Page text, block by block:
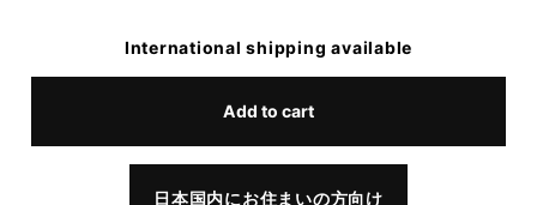
International shipping available
Add to cart
日本国内にお住まいの方向け